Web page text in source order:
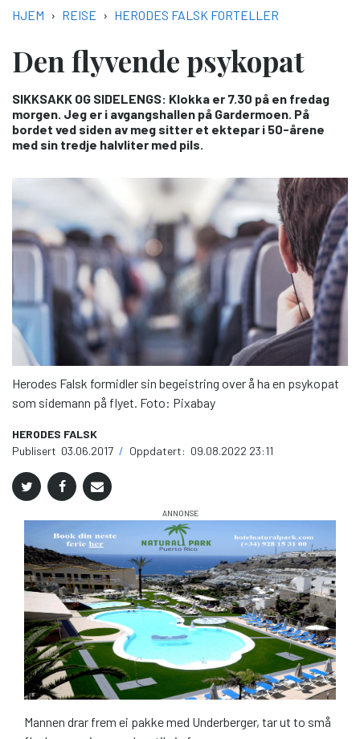
NAVIGASJONSSTI
HJEM REISE HERODES FALSK FORTELLER
Den flyvende psykopat
SIKKSAKK OG SIDELENGS: Klokka er 7.30 på en fredag
morgen. Jeg er i avgangshallen på Gardermoen. På
bordet ved siden av meg sitter et ektepar i 50-årene
med sin tredje halvliter med pils.
Herodes Falsk formidler sin begeistring over å ha en psykopat
som sidemann på flyet. Foto: Pixabay
HERODES FALSK
Publisert 03.06.2017 / Oppdatert: 09.08.2022 23:11
Mannen drar frem ei pakke med Underberger, tar ut to små